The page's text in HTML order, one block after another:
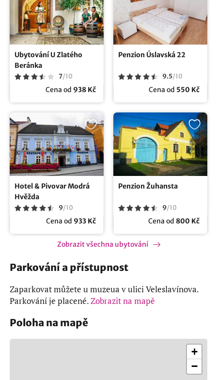
Ubytování U Zlatého
Beránka
7/10
Cena od 938 Kč
Penzion Úslavská 22
9.5/10
Cena od 550 Kč
Hotel & Pivovar Modrá
Hvěžda
9/10
Cena od 933 Kč
Penzion Žuhansta
9/10
Cena od 800 Kč
Zobrazit všechna ubytování
Parkování a přístupnost
Zaparkovat můžete u muzeua v ulici Veleslavínova.
Parkování je placené.Zobrazit na mapě
Poloha na mapě
+
−